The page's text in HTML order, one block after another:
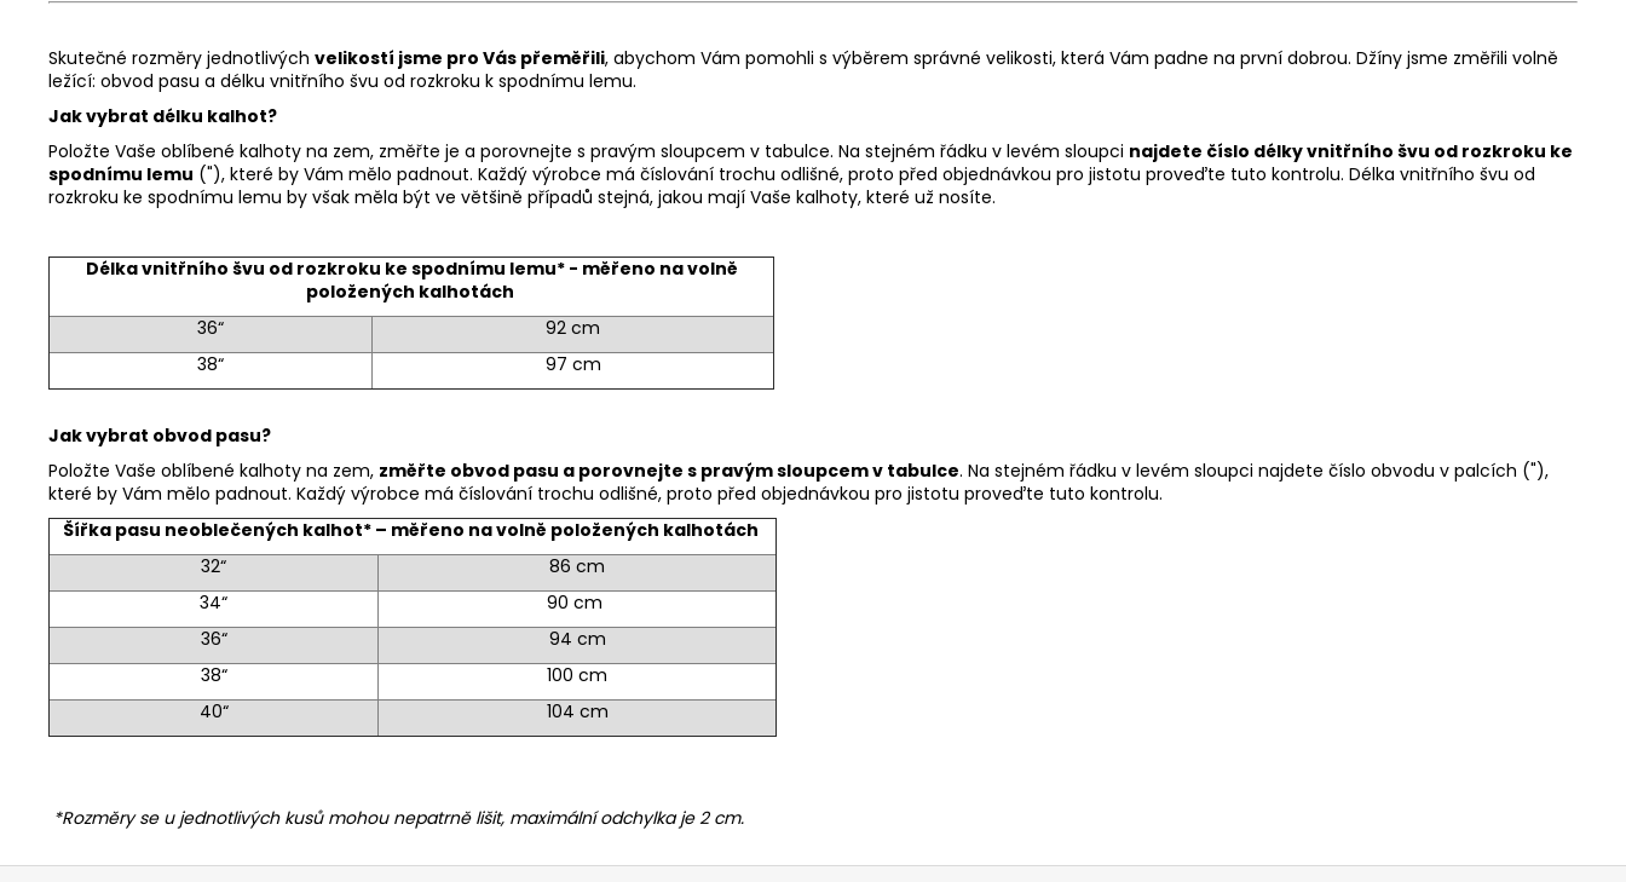
Skutečné rozměry jednotlivých velikostí jsme pro Vás přeměřili, abychom Vám pomohli s výběrem správné velikosti, která Vám padne na první dobrou. Džíny jsme změřili volně
ležící: obvod pasu a délku vnitřního švu od rozkroku k spodnímu lemu.
Jak vybrat délku kalhot?
Položte Vaše oblíbené kalhoty na zem, změřte je a porovnejte s pravým sloupcem v tabulce. Na stejném řádku v levém sloupci najdete číslo délky vnitřního švu od rozkroku ke
spodnímu lemu ("), které by Vám mělo padnout. Každý výrobce má číslování trochu odlišné, proto před objednávkou pro jistotu proveďte tuto kontrolu. Délka vnitřního švu od
rozkroku ke spodnímu lemu by však měla být ve většině případů stejná, jakou mají Vaše kalhoty, které už nosíte.
Délka vnitřního švu od rozkroku ke spodnímu lemu* - měřeno na volně
položených kalhotách
36“
92 cm
38“
97 cm
Jak vybrat obvod pasu?
Položte Vaše oblíbené kalhoty na zem, změřte obvod pasu a porovnejte s pravým sloupcem v tabulce. Na stejném řádku v levém sloupci najdete číslo obvodu v palcích ("),
které by Vám mělo padnout. Každý výrobce má číslování trochu odlišné, proto před objednávkou pro jistotu proveďte tuto kontrolu.
Šířka pasu neoblečených kalhot* – měřeno na volně položených kalhotách
32“
86 cm
34“
90 cm
36“
94 cm
38“
100 cm
40“
104 cm
*Rozměry se u jednotlivých kusů mohou nepatrně lišit, maximální odchylka je 2 cm.